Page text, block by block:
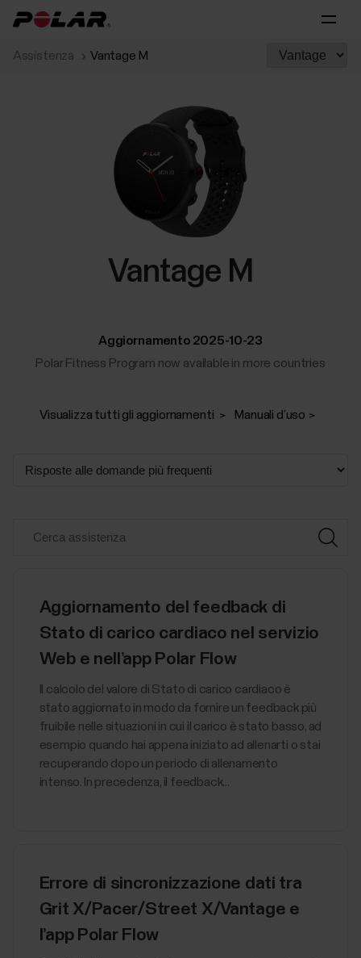
Assistenza Vantage M
Vantage M
Aggiornamento 2025-10-23
Polar Fitness Program now available in more countries
Visualizza tutti gli aggiornamenti Manuali d’uso
Aggiornamento del feedback di
Stato di carico cardiaco nel servizio
Web e nell’app Polar Flow
Il calcolo del valore di Stato di carico cardiaco è
stato aggiornato in modo da fornire un feedback più
fruibile nelle situazioni in cui il carico è stato basso, ad
esempio quando hai appena iniziato ad allenarti o stai
recuperando dopo un periodo di allenamento
intenso. In precedenza, il feedback...
Errore di sincronizzazione dati tra
Grit X/Pacer/Street X/Vantage e
l’app Polar Flow